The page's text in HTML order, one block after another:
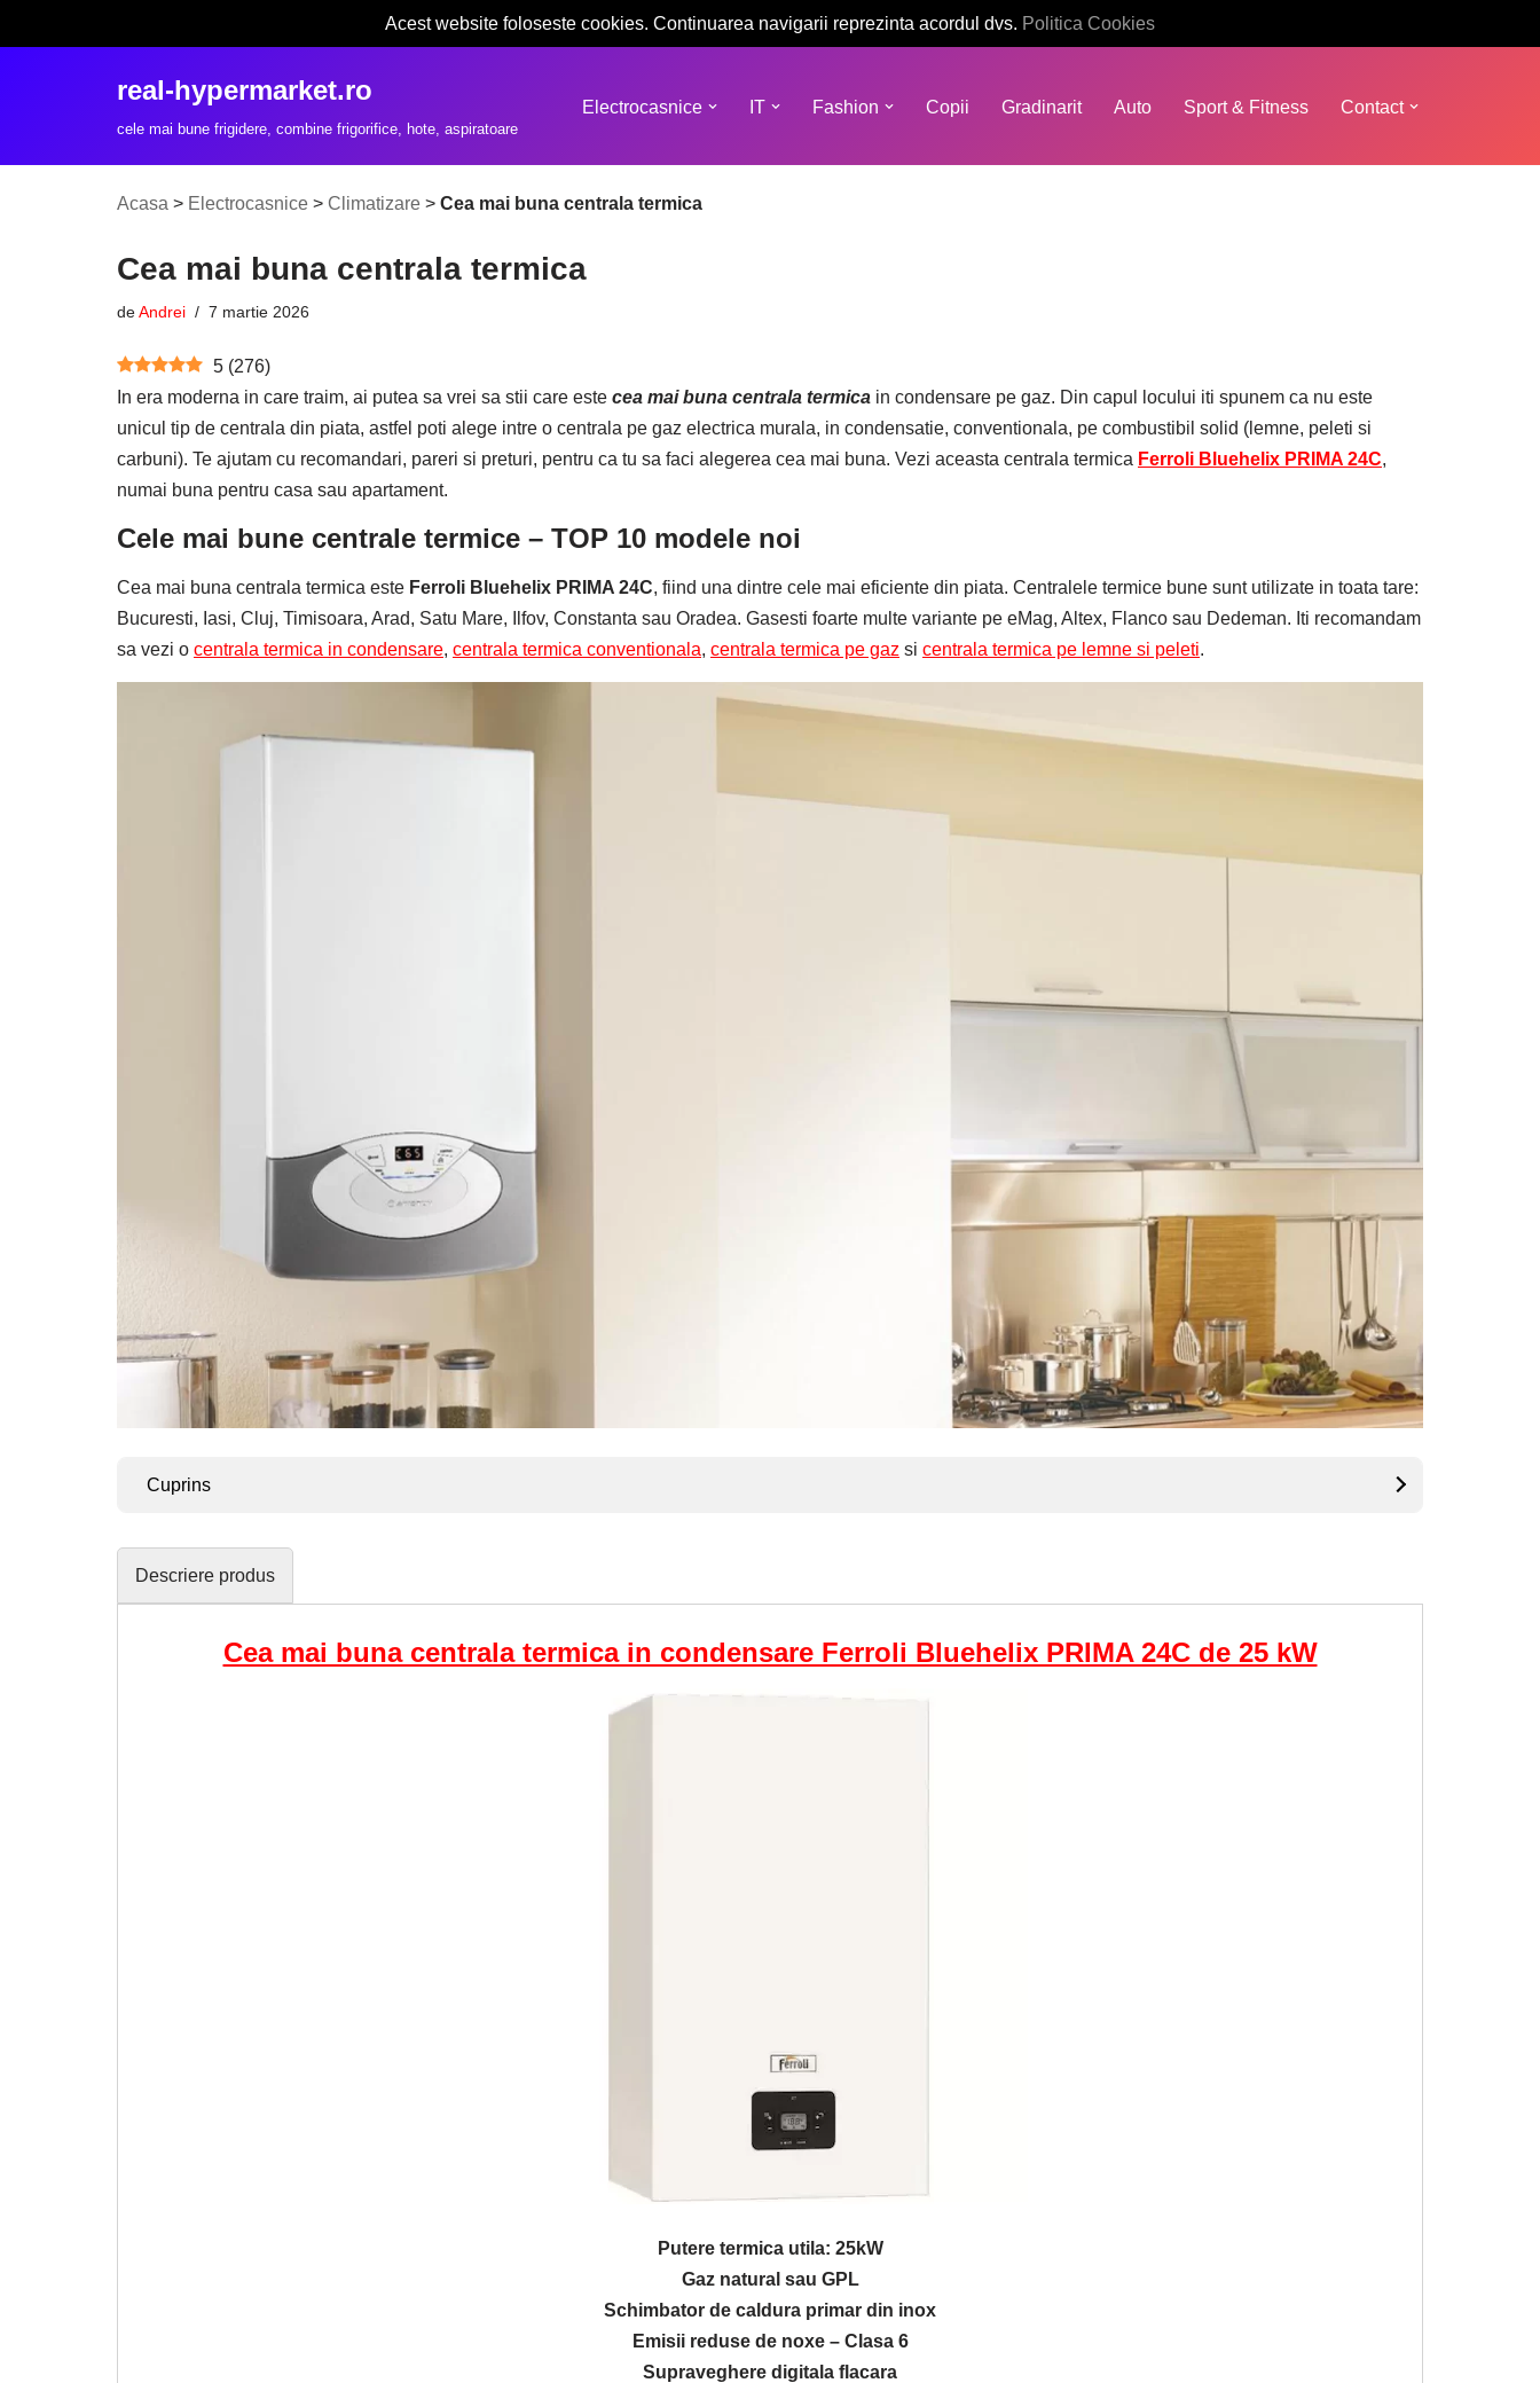
Acest website foloseste cookies. Continuarea navigarii reprezinta acordul dvs. Politica Cookies
real-hypermarket.ro
cele mai bune frigidere, combine frigorifice, hote, aspiratoare
Electrocasnice IT Fashion Copii Gradinarit Auto Sport & Fitness Contact
Acasa > Electrocasnice > Climatizare > Cea mai buna centrala termica
Cea mai buna centrala termica
deAndrei 7 martie 2026
5 (276)
In era moderna in care traim, ai putea sa vrei sa stii care este cea mai buna centrala termica in condensare pe gaz. Din capul locului iti spunem ca nu este
unicul tip de centrala din piata, astfel poti alege intre o centrala pe gaz electrica murala, in condensatie, conventionala, pe combustibil solid (lemne, peleti si
carbuni). Te ajutam cu recomandari, pareri si preturi, pentru ca tu sa faci alegerea cea mai buna. Vezi aceasta centrala termica Ferroli Bluehelix PRIMA 24C,
numai buna pentru casa sau apartament.
Cele mai bune centrale termice – TOP 10 modele noi
Cea mai buna centrala termica este Ferroli Bluehelix PRIMA 24C, fiind una dintre cele mai eficiente din piata. Centralele termice bune sunt utilizate in toata tare:
Bucuresti, Iasi, Cluj, Timisoara, Arad, Satu Mare, Ilfov, Constanta sau Oradea. Gasesti foarte multe variante pe eMag, Altex, Flanco sau Dedeman. Iti recomandam
sa vezi o centrala termica in condensare, centrala termica conventionala, centrala termica pe gaz si centrala termica pe lemne si peleti.
Cuprins
Descriere produs
Cea mai buna centrala termica in condensare Ferroli Bluehelix PRIMA 24C de 25 kW
Putere termica utila: 25kW
Gaz natural sau GPL
Schimbator de caldura primar din inox
Emisii reduse de noxe – Clasa 6
Supraveghere digitala flacara